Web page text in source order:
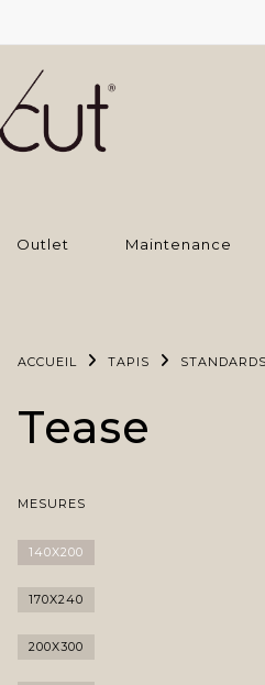
Outlet Maintenance
ACCUEIL TAPIS STANDARDS
Tease
MESURES
140X200
170X240
200X300